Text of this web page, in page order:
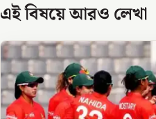
এই বিষয়ে আরও লেখা